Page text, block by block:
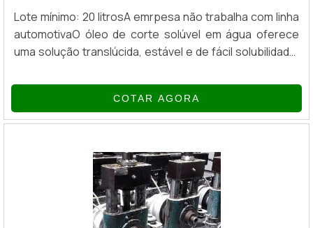
Lote mínimo: 20 litrosA emrpesa não trabalha com linha
automotivaO óleo de corte solúvel em água oferece
uma solução translúcida, estável e de fácil solubilidade.
fabricação de tubos. As suas maiores características
são a proteção temporária em superfície metálica e a
lubricidade. O tempo de proteção varia de acordo com
feito por empresas devidamente apropriadas de
acordo com as normas ambientais. Vanta.
COTAR AGORA